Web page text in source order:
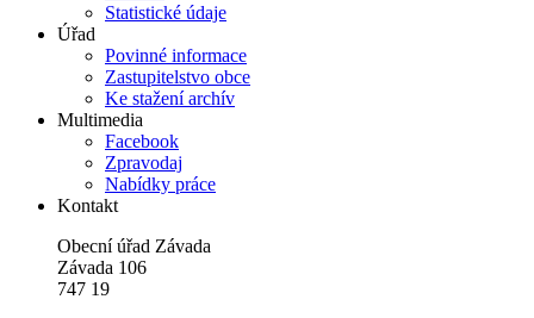
Statistické údaje
Úřad
Povinné informace
Zastupitelstvo obce
Ke stažení archív
Multimedia
Facebook
Zpravodaj
Nabídky práce
Kontakt
Obecní úřad Závada
Závada 106
747 19